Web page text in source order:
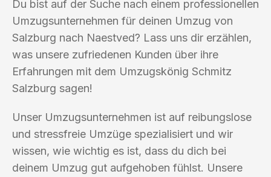
Du bist auf der Suche nach einem professionellen
Umzugsunternehmen für deinen Umzug von
Salzburg nach Naestved? Lass uns dir erzählen,
was unsere zufriedenen Kunden über ihre
Erfahrungen mit dem Umzugskönig Schmitz
Salzburg sagen!
Unser Umzugsunternehmen ist auf reibungslose
und stressfreie Umzüge spezialisiert und wir
wissen, wie wichtig es ist, dass du dich bei
deinem Umzug gut aufgehoben fühlst. Unsere